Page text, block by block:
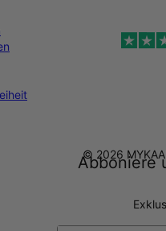
Abboniere
© 2026 MYKA